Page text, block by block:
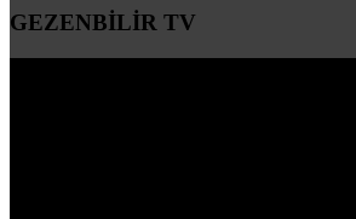
GEZENBİLİR TV